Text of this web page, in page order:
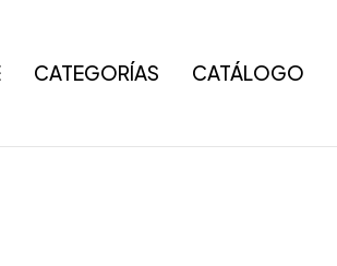
CATEGORÍAS CATÁLOGO